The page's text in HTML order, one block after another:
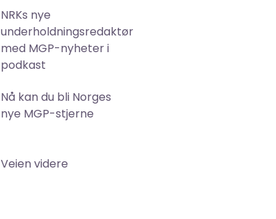
NRKs nye
underholdningsredaktør
med MGP-nyheter i
podkast
Nå kan du bli Norges
nye MGP-stjerne
Veien videre